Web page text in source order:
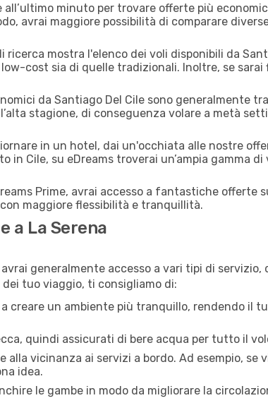
minuto per trovare offerte più
avrai maggiore possibilità di comparare
mostra l'elenco dei voli disponibili da
cost sia di quelle tradizionali. Inoltre, se sarai
da Santiago Del Cile sono generalmente
stagione, di conseguenza volare a metà
in un hotel, dai un'occhiata alle nostre
Cile, su eDreams troverai un’ampia gamma
Prime, avrai accesso a fantastiche offerte
maggiore flessibilità e tranquillità.
a La Serena
generalmente accesso a vari tipi di servizio,
tuo viaggio, ti consigliamo di:
creare un ambiente più tranquillo, rendendo il
quindi assicurati di bere acqua per tutto il
alla vicinanza ai servizi a bordo. Ad esempio, se
idea.
le gambe in modo da migliorare la